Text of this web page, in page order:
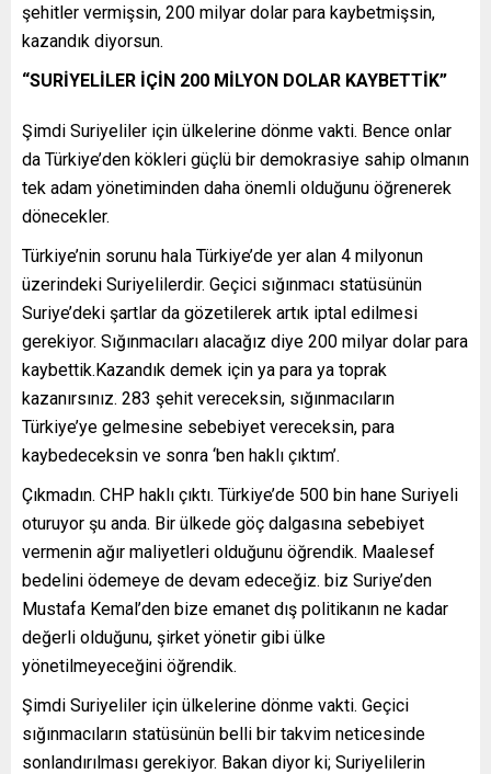
şehitler vermişsin, 200 milyar dolar para kaybetmişsin,
kazandık diyorsun.
“SURİYELİLER İÇİN 200 MİLYON DOLAR KAYBETTİK”
Şimdi Suriyeliler için ülkelerine dönme vakti. Bence onlar
da Türkiye’den kökleri güçlü bir demokrasiye sahip olmanın
tek adam yönetiminden daha önemli olduğunu öğrenerek
dönecekler.
Türkiye’nin sorunu hala Türkiye’de yer alan 4 milyonun
üzerindeki Suriyelilerdir. Geçici sığınmacı statüsünün
Suriye’deki şartlar da gözetilerek artık iptal edilmesi
gerekiyor. Sığınmacıları alacağız diye 200 milyar dolar para
kaybettik.Kazandık demek için ya para ya toprak
kazanırsınız. 283 şehit vereceksin, sığınmacıların
Türkiye’ye gelmesine sebebiyet vereceksin, para
kaybedeceksin ve sonra ‘ben haklı çıktım’.
Çıkmadın. CHP haklı çıktı. Türkiye’de 500 bin hane Suriyeli
oturuyor şu anda. Bir ülkede göç dalgasına sebebiyet
vermenin ağır maliyetleri olduğunu öğrendik. Maalesef
bedelini ödemeye de devam edeceğiz. biz Suriye’den
Mustafa Kemal’den bize emanet dış politikanın ne kadar
değerli olduğunu, şirket yönetir gibi ülke
yönetilmeyeceğini öğrendik.
Şimdi Suriyeliler için ülkelerine dönme vakti. Geçici
sığınmacıların statüsünün belli bir takvim neticesinde
sonlandırılması gerekiyor. Bakan diyor ki; Suriyelilerin